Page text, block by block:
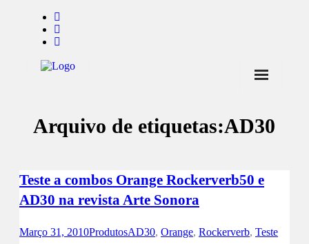
Notícias
Endorsers
Pontos de Venda
Promoções
Arquivo de etiquetas:AD30
Teste a combos Orange Rockerverb50 e
AD30 na revista Arte Sonora
Março 31, 2010ProdutosAD30, Orange, Rockerverb, Teste